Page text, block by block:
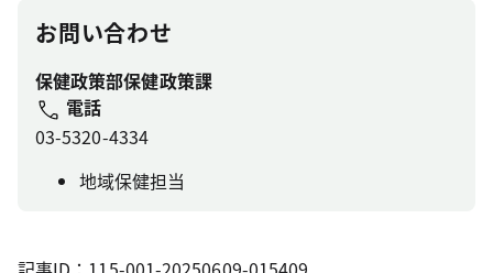
お問い合わせ
保健政策部保健政策課
電話
03-5320-4334
地域保健担当